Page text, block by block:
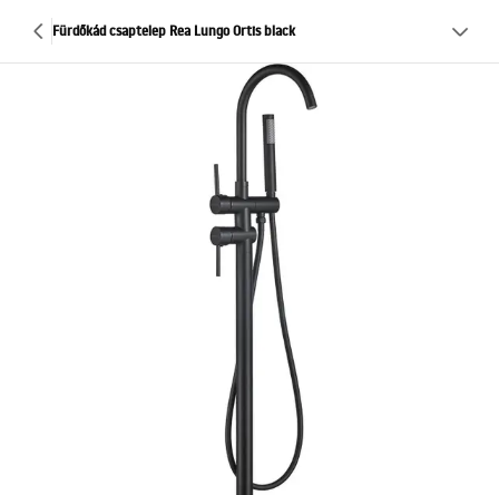
Fürdőkád csaptelep Rea Lungo Ortis black